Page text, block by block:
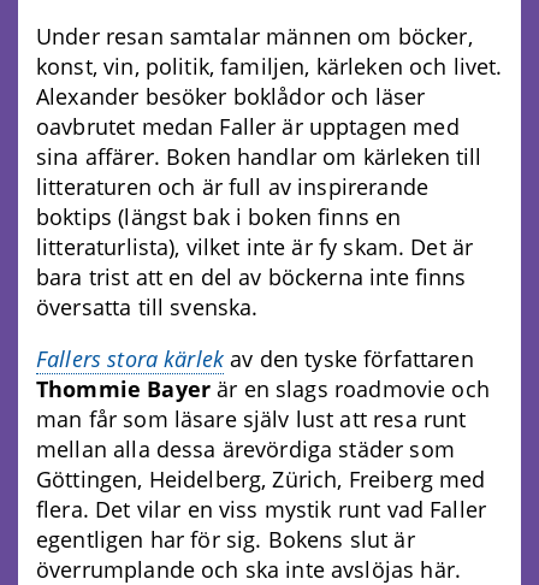
Under resan samtalar männen om böcker,
konst, vin, politik, familjen, kärleken och livet.
Alexander besöker boklådor och läser
oavbrutet medan Faller är upptagen med
sina affärer. Boken handlar om kärleken till
litteraturen och är full av inspirerande
boktips (längst bak i boken finns en
litteraturlista), vilket inte är fy skam. Det är
bara trist att en del av böckerna inte finns
översatta till svenska.
Fallers stora kärlek av den tyske författaren
Thommie Bayerär en slags roadmovie och
man får som läsare själv lust att resa runt
mellan alla dessa ärevördiga städer som
Göttingen, Heidelberg, Zürich, Freiberg med
flera. Det vilar en viss mystik runt vad Faller
egentligen har för sig. Bokens slut är
överrumplande och ska inte avslöjas här.